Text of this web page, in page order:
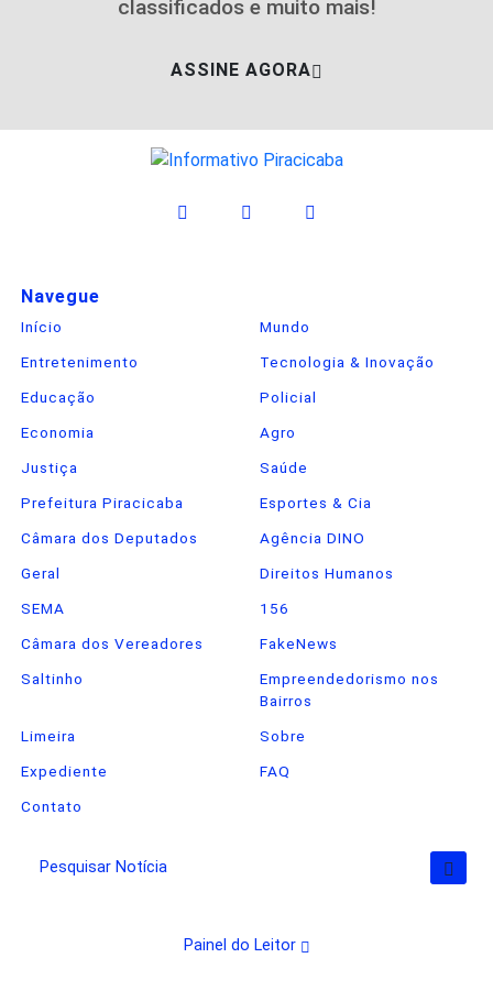
classificados e muito mais!
ASSINE AGORA
Navegue
Início
Mundo
Entretenimento
Tecnologia & Inovação
Educação
Policial
Economia
Agro
Justiça
Saúde
Prefeitura Piracicaba
Esportes & Cia
Câmara dos Deputados
Agência DINO
Geral
Direitos Humanos
SEMA
156
Câmara dos Vereadores
FakeNews
Saltinho
Empreendedorismo nos
Bairros
Limeira
Sobre
Expediente
FAQ
Contato
Pesquisar Notícia
Painel do Leitor
experiência de navegação. Ao continuar o acesso,